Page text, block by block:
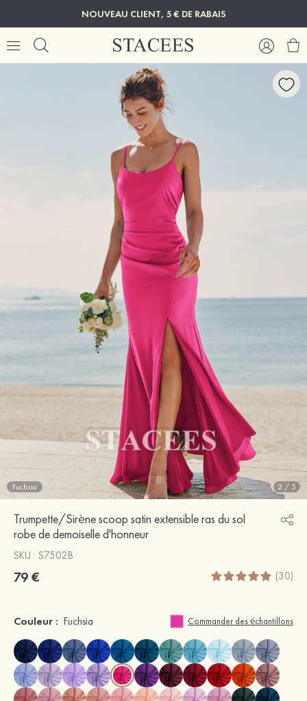
NOUVEAU CLIENT, 5 € DE RABAIS
Fuchsia 2 /5
Trumpette/Sirène scoop satin extensible ras du sol
robe de demoiselle d'honneur
SKU : S7502B
79 € (30)
Couleur : Fuchsia Commander des échantillons